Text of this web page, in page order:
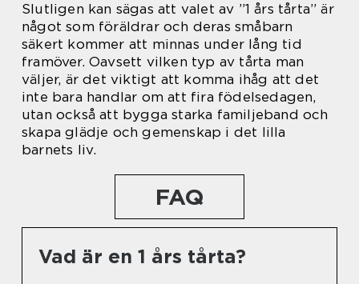
Slutligen kan sägas att valet av ”1 års tårta” är
något som föräldrar och deras småbarn
säkert kommer att minnas under lång tid
framöver. Oavsett vilken typ av tårta man
väljer, är det viktigt att komma ihåg att det
inte bara handlar om att fira födelsedagen,
utan också att bygga starka familjeband och
skapa glädje och gemenskap i det lilla
barnets liv.
FAQ
Vad är en 1 års tårta?